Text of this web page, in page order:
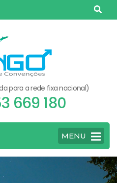
para a rede fixa nacional)
669 180
MENU